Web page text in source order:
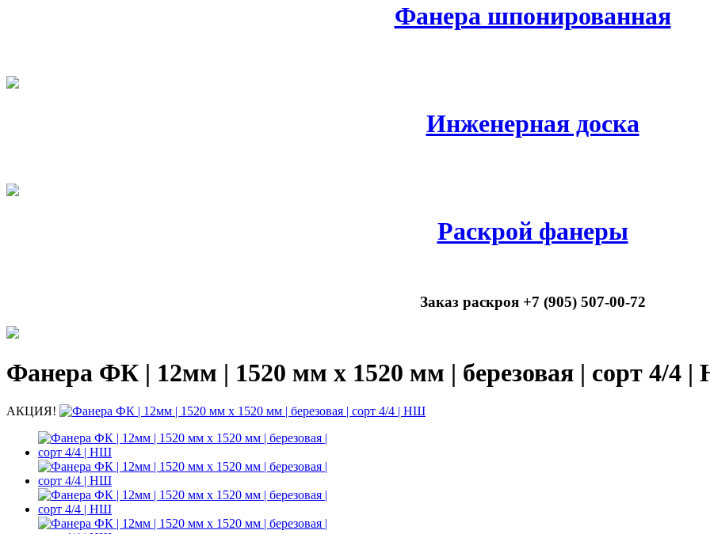
Фанера шпонированная
Инженерная доска
Раскрой фанеры
Заказ раскроя +7 (905) 507-00-72
Фанера ФК | 12мм | 1520 мм х 1520 мм | березовая | сорт 4/4
АКЦИЯ!